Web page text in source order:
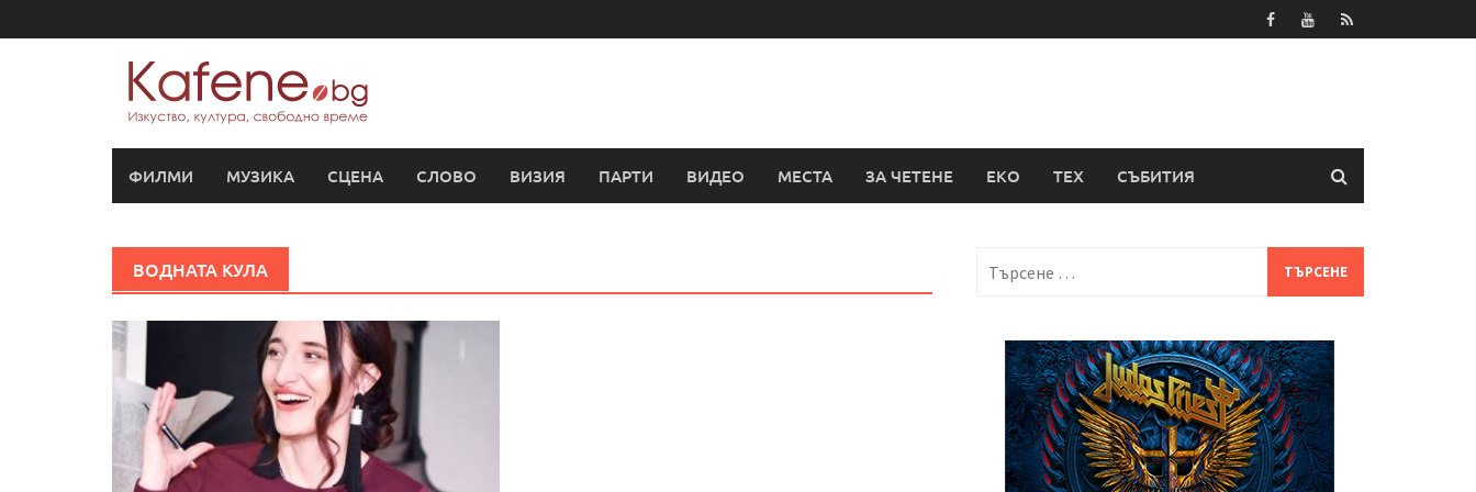
to
ФИЛМИ МУЗИКА СЦЕНА СЛОВО ВИЗИЯ ПАРТИ ВИДЕО МЕСТА ЗА ЧЕТЕНЕ ЕКО ТЕХ СЪБИТИЯ
ВОДНАТА КУЛА
за: